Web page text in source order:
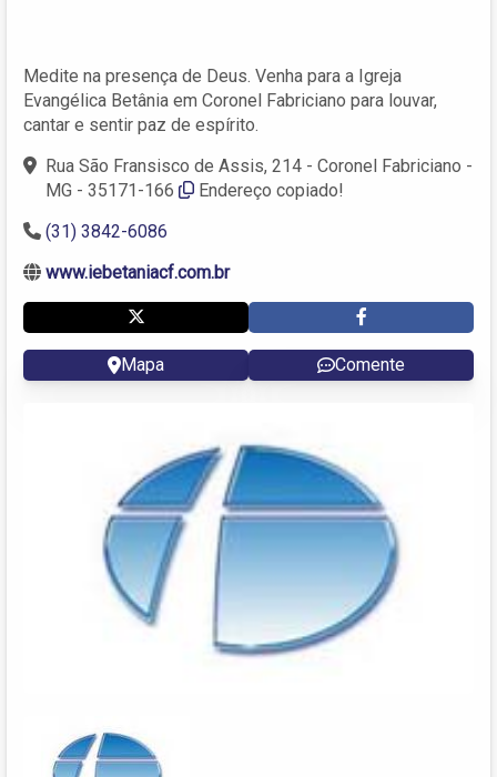
Medite na presença de Deus. Venha para a Igreja
Evangélica Betânia em Coronel Fabriciano para louvar,
cantar e sentir paz de espírito.
Rua São Fransisco de Assis, 214 - Coronel Fabriciano -
MG - 35171-166
Endereço copiado!
(31) 3842-6086
www.iebetaniacf.com.br
Mapa Comente